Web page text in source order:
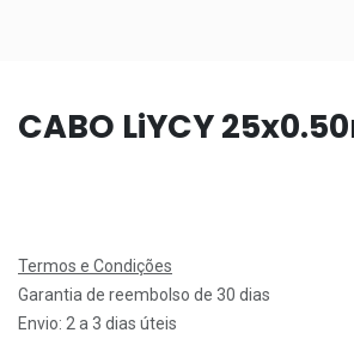
CABO LiYCY
Termos e Condições
Garantia de reembolso de 30 dias
Envio: 2 a 3 dias úteis